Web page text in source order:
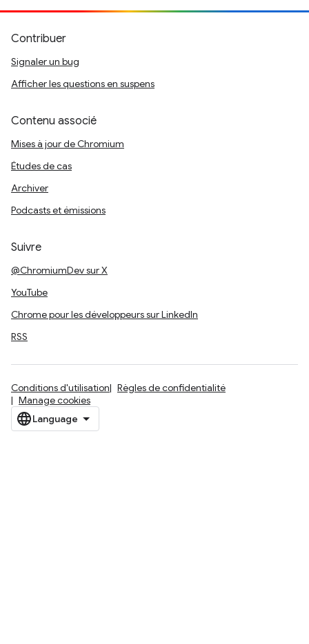
Contribuer
Signaler un bug
Afficher les questions en suspens
Contenu associé
Mises à jour de Chromium
Études de cas
Archiver
Podcasts et émissions
Suivre
@ChromiumDev sur X
YouTube
Chrome pour les développeurs sur LinkedIn
RSS
Conditions d'utilisation
Règles de confidentialité
Manage cookies